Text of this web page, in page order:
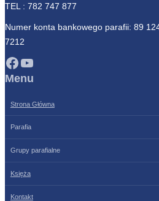
TEL : 782 747 877
Numer konta bankowego parafii: 89
7212
Facebook YouTube
Menu
Strona Główna
Parafia
Grupy parafialne
Księża
Kontakt